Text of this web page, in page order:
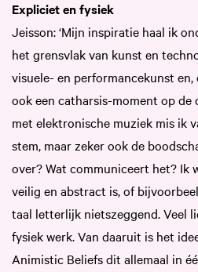
Expliciet en fysiek
Jeisson: ‘Mijn inspiratie haal ik
het grensvlak van kunst en
visuele- en performancekunst
ook een catharsis-moment op de
met elektronische muziek mis ik
stem, maar zeker ook de
over? Wat communiceert het? Ik
veilig en abstract is, of
taal letterlijk nietszeggend. Veel
fysiek werk. Van daaruit is het
Animistic Beliefs dit allemaal in